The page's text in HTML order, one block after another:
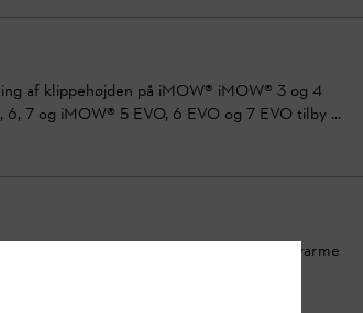
af klippehøjden på iMOW® iMOW® 3 og 4
7 og iMOW® 5 EVO, 6 EVO og 7 EVO tilby ...
robotplæneklipperen bedre mod snavs, varme
på din robotplæneklipper med no ...